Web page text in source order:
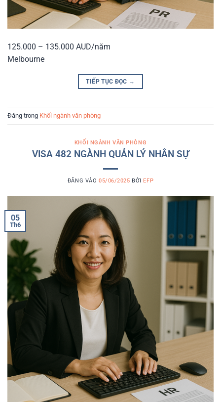
125.000 – 135.000 AUD/năm
Melbourne
TIẾP TỤC ĐỌC →
Đăng trong Khối ngành văn phòng
KHỐI NGÀNH VĂN PHÒNG
VISA 482 NGÀNH QUẢN LÝ NHÂN SỰ
ĐĂNG VÀO 05/06/2025 BỞI EFP
05
Th6